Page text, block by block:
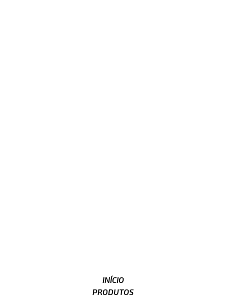
INÍCIO
PRODUTOS